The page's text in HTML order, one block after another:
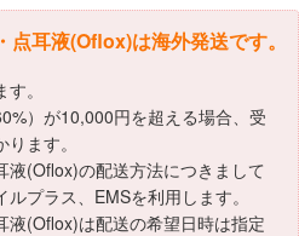
点耳液(Oflox)は海外発送です。
。
）が10,000円を超える場合、受
ます。
液(Oflox)の配送方法につきまして
プラス、EMSを利用します。
液(Oflox)は配送の希望日時は指定